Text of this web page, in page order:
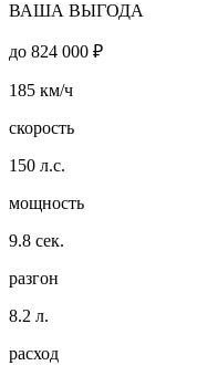
ВАША ВЫГОДА
до 824 000 ₽
185 км/ч
скорость
150 л.с.
мощность
9.8 сек.
разгон
8.2 л.
расход